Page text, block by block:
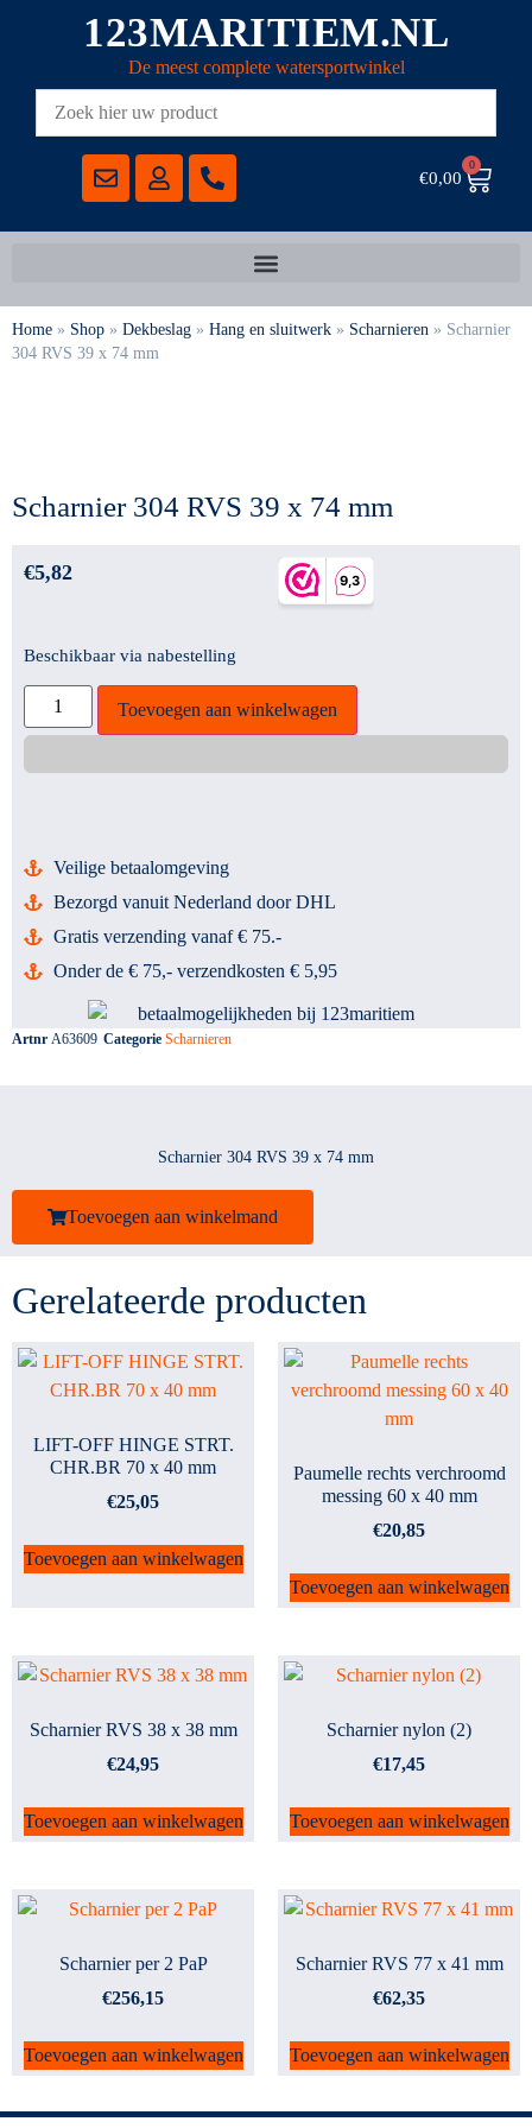
123MARITIEM.NL
De meest complete watersportwinkel
€0,00
0
Home » Shop » Dekbeslag » Hang en sluitwerk » Scharnieren » Scharnier
304 RVS 39 x 74 mm
Scharnier 304 RVS 39 x 74 mm
€5,82
Beschikbaar via nabestelling
Toevoegen aan winkelwagen
Veilige betaalomgeving
Bezorgd vanuit Nederland door DHL
Gratis verzending vanaf € 75.-
Onder de € 75,- verzendkosten € 5,95
Artnr A63609 Categorie Scharnieren
Scharnier 304 RVS 39 x 74 mm
Toevoegen aan winkelmand
Gerelateerde producten
LIFT-OFF HINGE STRT.
CHR.BR 70 x 40 mm
€25,05
Toevoegen aan winkelwagen
Paumelle rechts verchroomd
messing 60 x 40 mm
€20,85
Toevoegen aan winkelwagen
Scharnier RVS 38 x 38 mm
€24,95
Toevoegen aan winkelwagen
Scharnier nylon (2)
€17,45
Toevoegen aan winkelwagen
Scharnier per 2 PaP
€256,15
Toevoegen aan winkelwagen
Scharnier RVS 77 x 41 mm
€62,35
Toevoegen aan winkelwagen